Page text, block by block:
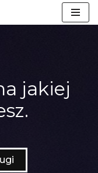
jakiej